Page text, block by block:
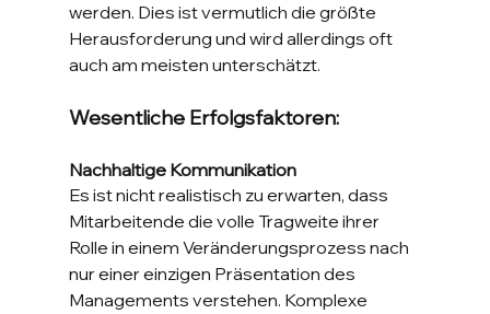
werden. Dies ist vermutlich die größte
Herausforderung und wird allerdings oft
auch am meisten unterschätzt.
Wesentliche Erfolgsfaktoren:
Nachhaltige Kommunikation
Es ist nicht realistisch zu erwarten, dass
Mitarbeitende die volle Tragweite ihrer
Rolle in einem Veränderungsprozess nach
nur einer einzigen Präsentation des
Managements verstehen. Komplexe